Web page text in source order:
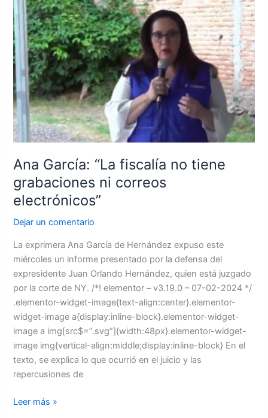
Ana García: “La fiscalía no tiene
grabaciones ni correos
electrónicos”
Dejar un comentario
La exprimera Ana García de Hernández expuso este
miércoles un informe presentado por la defensa del
expresidente Juan Orlando Hernández, quien está juzgado
por la corte de NY. /*! elementor – v3.19.0 – 07-02-2024 */
.elementor-widget-image{text-align:center}.elementor-
widget-image a{display:inline-block}.elementor-widget-
image a img[src$=”.svg”]{width:48px}.elementor-widget-
image img{vertical-align:middle;display:inline-block} En el
texto, se explica lo que ocurrió en el juicio y las
repercusiones de
García:
fiscalía
no
tiene
grabaciones
ni
correos
electrónicos”
Leer más »